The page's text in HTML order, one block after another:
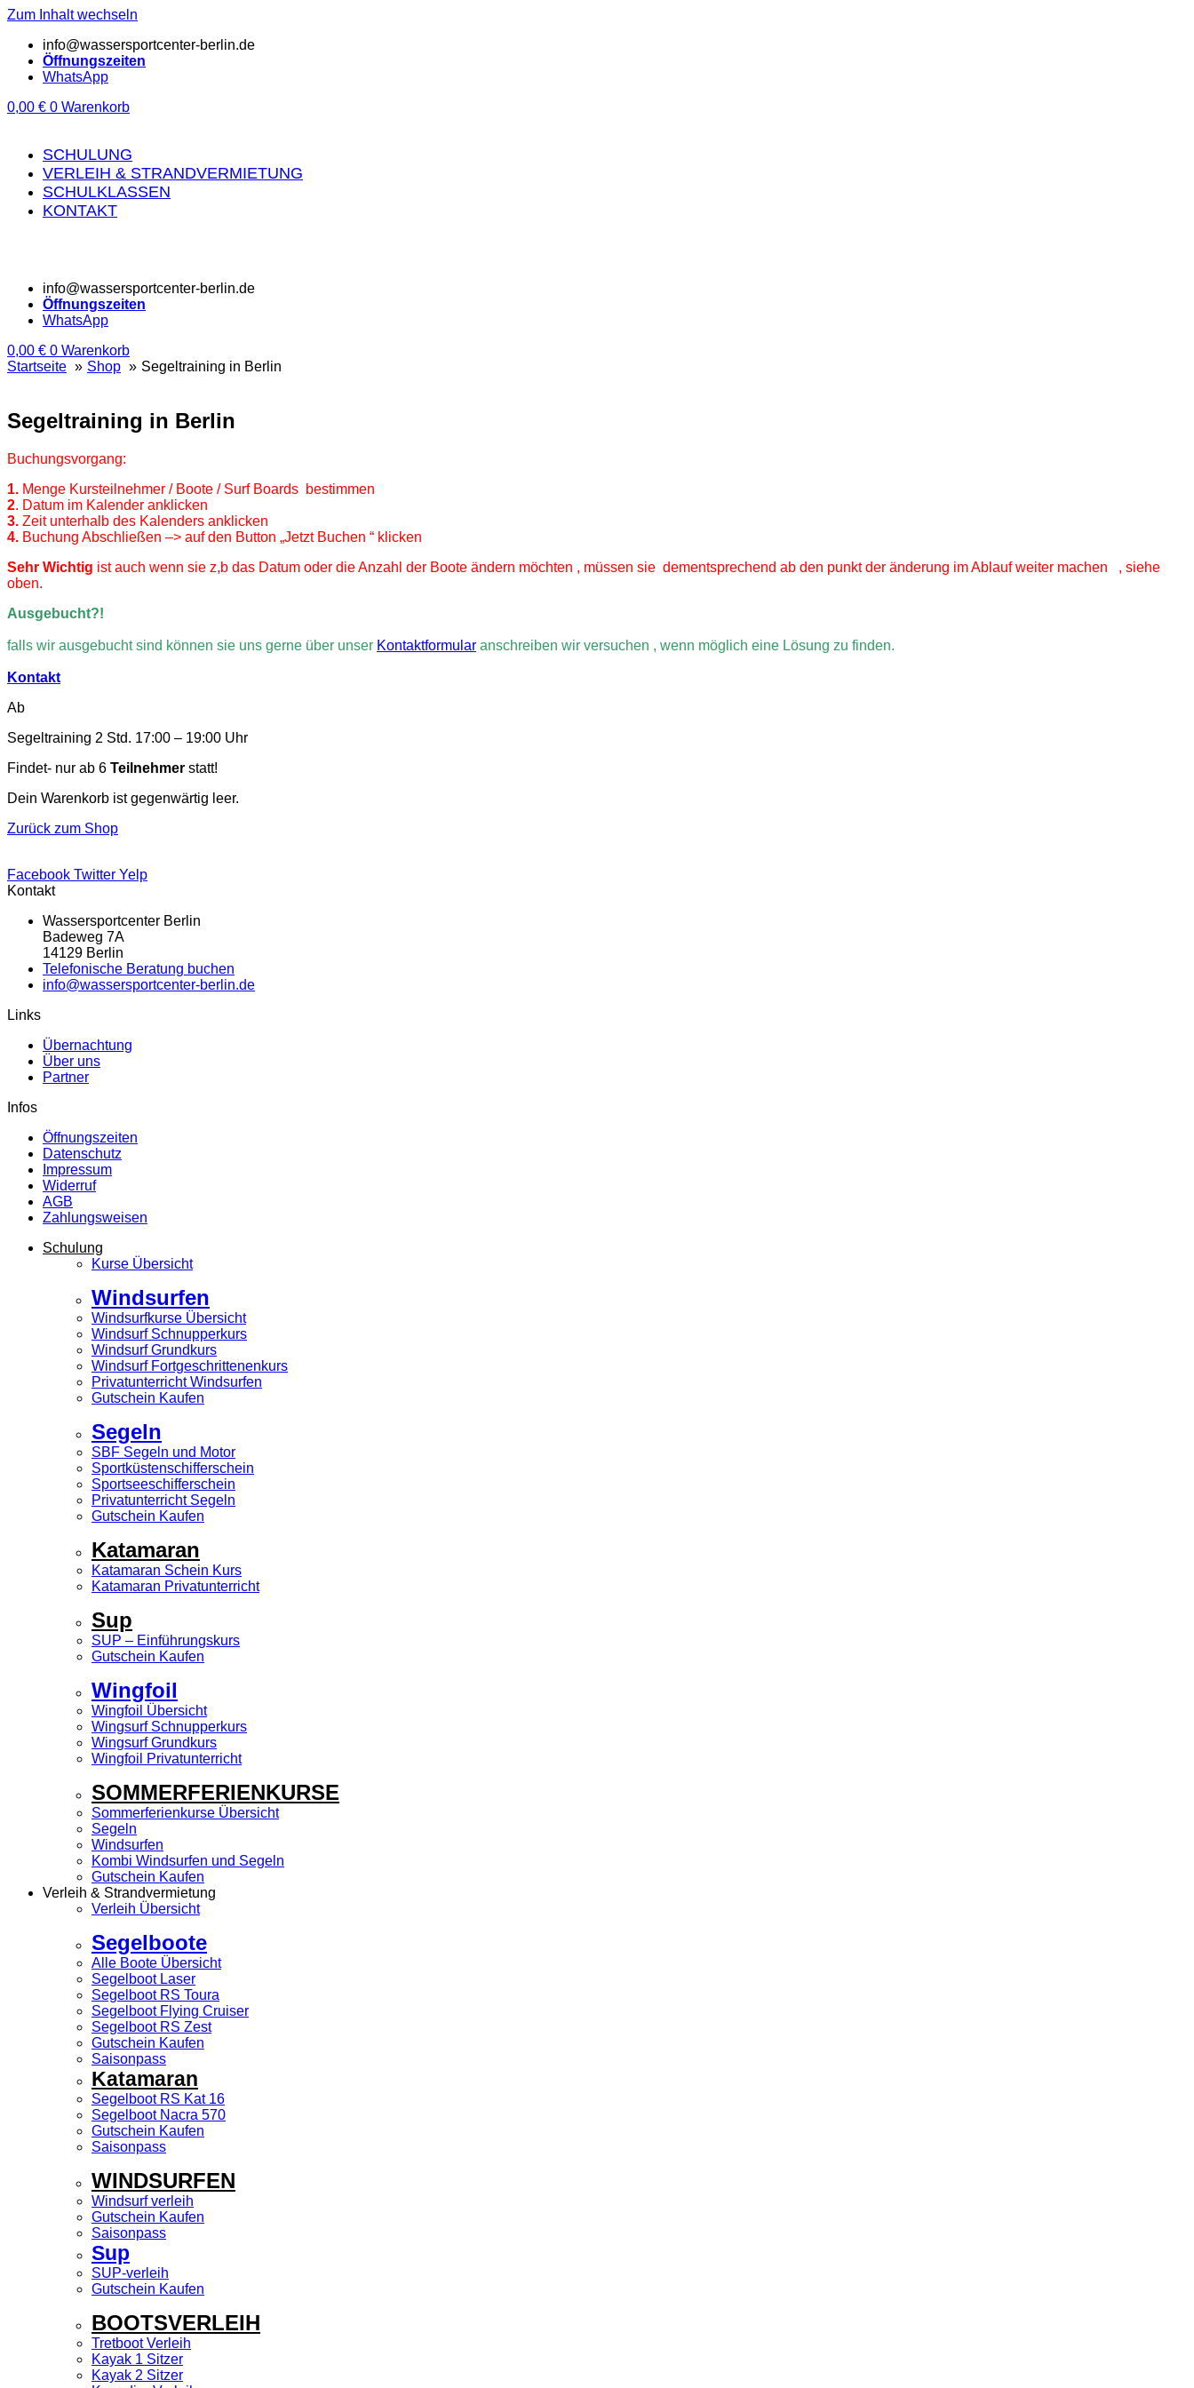
Zum Inhalt wechseln
info@wassersportcenter-berlin.de
Öffnungszeiten
WhatsApp
0,00 € 0 Warenkorb
SCHULUNG
VERLEIH & STRANDVERMIETUNG
SCHULKLASSEN
KONTAKT
info@wassersportcenter-berlin.de
Öffnungszeiten
WhatsApp
0,00 € 0 Warenkorb
Startseite
Shop Segeltraining in Berlin
Segeltraining in Berlin
Buchungsvorgang:
1. Menge Kursteilnehmer / Boote / Surf Boards bestimmen
2. Datum im Kalender anklicken
3. Zeit unterhalb des Kalenders anklicken
4. Buchung Abschließen –> auf den Button „Jetzt Buchen “ klicken
Sehr Wichtig ist auch wenn sie z,b das Datum oder die Anzahl der Boote ändern möchten , müssen sie dementsprechend ab den punkt der änderung im Ablauf weiter machen , siehe
oben.
Ausgebucht?!
falls wir ausgebucht sind können sie uns gerne über unser Kontaktformular anschreiben wir versuchen , wenn möglich eine Lösung zu finden.
Kontakt
Ab
Segeltraining 2 Std. 17:00 – 19:00 Uhr
Findet- nur ab 6 Teilnehmer statt!
Dein Warenkorb ist gegenwärtig leer.
Zurück zum Shop
Facebook Twitter Yelp
Kontakt
Wassersportcenter Berlin
Badeweg 7A
14129 Berlin
Telefonische Beratung buchen
info@wassersportcenter-berlin.de
Links
Übernachtung
Über uns
Partner
Infos
Öffnungszeiten
Datenschutz
Impressum
Widerruf
AGB
Zahlungsweisen
Schulung
Kurse Übersicht
Windsurfen
Windsurfkurse Übersicht
Windsurf Schnupperkurs
Windsurf Grundkurs
Windsurf Fortgeschrittenenkurs
Privatunterricht Windsurfen
Gutschein Kaufen
Segeln
SBF Segeln und Motor
Sportküstenschifferschein
Sportseeschifferschein
Privatunterricht Segeln
Gutschein Kaufen
Katamaran
Katamaran Schein Kurs
Katamaran Privatunterricht
Sup
SUP – Einführungskurs
Gutschein Kaufen
Wingfoil
Wingfoil Übersicht
Wingsurf Schnupperkurs
Wingsurf Grundkurs
Wingfoil Privatunterricht
SOMMERFERIENKURSE
Sommerferienkurse Übersicht
Segeln
Windsurfen
Kombi Windsurfen und Segeln
Gutschein Kaufen
Verleih & Strandvermietung
Verleih Übersicht
Segelboote
Alle Boote Übersicht
Segelboot Laser
Segelboot RS Toura
Segelboot Flying Cruiser
Segelboot RS Zest
Gutschein Kaufen
Saisonpass
Katamaran
Segelboot RS Kat 16
Segelboot Nacra 570
Gutschein Kaufen
Saisonpass
WINDSURFEN
Windsurf verleih
Gutschein Kaufen
Saisonpass
Sup
SUP-verleih
Gutschein Kaufen
BOOTSVERLEIH
Tretboot Verleih
Kayak 1 Sitzer
Kayak 2 Sitzer